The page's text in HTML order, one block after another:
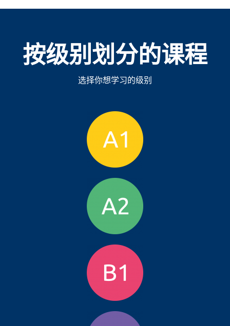
按级别划分的课程
选择你想学习的级别